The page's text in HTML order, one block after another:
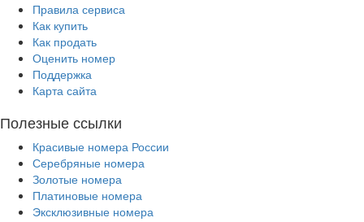
Правила сервиса
Как купить
Как продать
Оценить номер
Поддержка
Карта сайта
Полезные ссылки
Красивые номера России
Серебряные номера
Золотые номера
Платиновые номера
Эксклюзивные номера